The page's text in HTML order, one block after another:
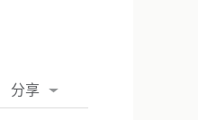
分享